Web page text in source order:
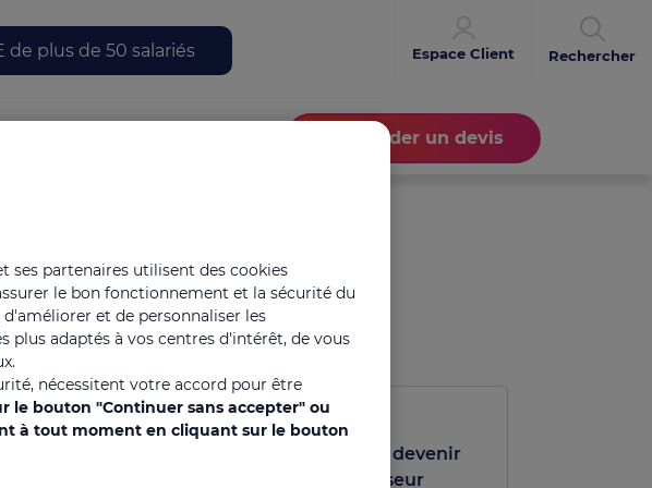
de plus de 50 salariés Espace Client Rechercher
Demander un devis
Je souhaite devenir
fournisseur
ses partenaires utilisent des cookies
le bon fonctionnement et la sécurité du
et de personnaliser les
adaptés à vos centres d'intérêt, de vous
nécessitent votre accord pour être
le bouton "Continuer sans accepter" ou
à tout moment en cliquant sur le bouton